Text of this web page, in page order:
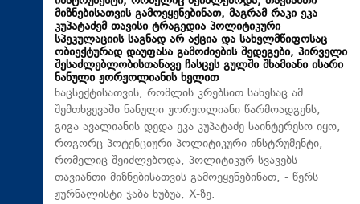
მიზნებისათვის გამოეყენებინათ, მაგრამ რაკი ეკა
კუპატაძემ თავისი ტრაგედია პოლიტიკური
სპეკულაციის საგნად არ აქცია და სახელმწიფოსაც
ობიექტურად დაუფასა გამოძიების შედეგები, პირველი
შესაძლებლობისთანავე ჩასცეს გულში შხამიანი ისარი
ნანული ჟორჟოლიანის ხელით
ნაცსექტისათვის, რომლის კრებსით სახესაც ამ
შემთხვევაში ნანული ჟორჟოლიანი წარმოადგენს,
გიგა ავალიანის დედა ეკა კუპატაძე საინტერესო იყო,
როგორც პოტენციური პოლიტიკური ინსტრუმენტი,
რომელიც შეიძლებოდა, პოლიტიკურ სვავებს
თავიანთი მიზნებისათვის გამოეყენებინათ, - წერს
ჟურნალისტი ჯაბა ხუბუა, X-ზე.